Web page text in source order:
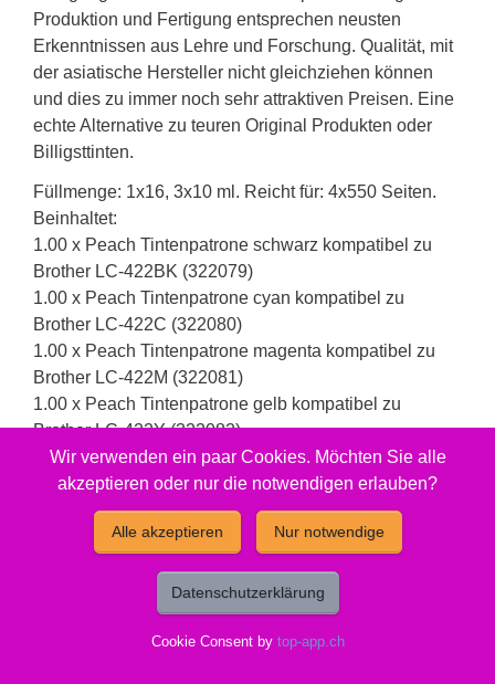
Produktion und Fertigung entsprechen neusten
Erkenntnissen aus Lehre und Forschung. Qualität, mit
der asiatische Hersteller nicht gleichziehen können
und dies zu immer noch sehr attraktiven Preisen. Eine
echte Alternative zu teuren Original Produkten oder
Billigsttinten.
Füllmenge: 1x16, 3x10 ml. Reicht für: 4x550 Seiten.
Beinhaltet:
1.00 x Peach Tintenpatrone schwarz kompatibel zu
Brother LC-422BK (322079)
1.00 x Peach Tintenpatrone cyan kompatibel zu
Brother LC-422C (322080)
1.00 x Peach Tintenpatrone magenta kompatibel zu
Brother LC-422M (322081)
1.00 x Peach Tintenpatrone gelb kompatibel zu
Brother LC-422Y (322082)
Gut zu wissen
Entsorgungsorganisation: ElektroG-Zeichen
Standard
Hersteller Adresse:
Tuchorazska 1347,
Wir verwenden ein paar Cookies. Möchten Sie alle
akzeptieren oder nur die notwendigen erlauben?
Alle akzeptieren Nur notwendige
Datenschutzerklärung
Cookie Consent by top-app.ch